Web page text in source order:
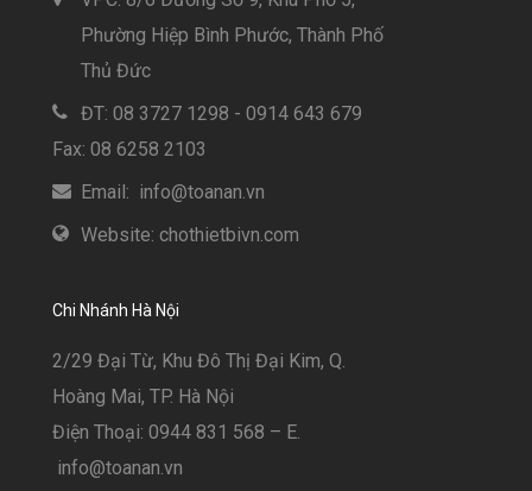
Phường Hiệp Bình Phước, Thành Phố
Thủ Đức
ĐT: 08 3727 1298 - 0914 643 679
Fax: 08 6258 2103
Email: info@toanan.vn
Website: chothietbivn.com
Chi Nhánh Hà Nội
2/29 Đại Từ, Khu Đô Thị Đại Kim, Q.
Hoàng Mai, TP. Hà Nội
Điện Thoại: 0944 831 568 – E.
info@toanan.vn